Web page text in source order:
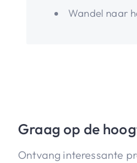
Wandel naar
Graag op de
Ontvang interessante